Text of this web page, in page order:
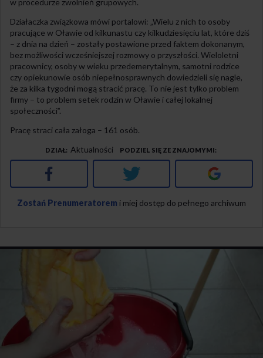
w procedurze zwolnień grupowych.
Działaczka związkowa mówi portalowi: „Wielu z nich to osoby
pracujące w Oławie od kilkunastu czy kilkudziesięciu lat, które dziś
– z dnia na dzień – zostały postawione przed faktem dokonanym,
bez możliwości wcześniejszej rozmowy o przyszłości. Wieloletni
pracownicy, osoby w wieku przedemerytalnym, samotni rodzice
czy opiekunowie osób niepełnosprawnych dowiedzieli się nagle,
że za kilka tygodni mogą stracić pracę. To nie jest tylko problem
firmy – to problem setek rodzin w Oławie i całej lokalnej
społeczności”.
Pracę straci cała załoga – 161 osób.
DZIAŁ Aktualności PODZIEL SIĘ ZE ZNAJOMYMI
Facebook Twitter Google+
Zostań Prenumeratorem i miej dostęp do pełnego archiwum